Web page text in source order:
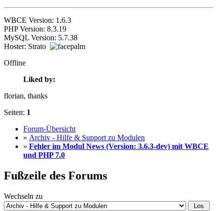
WBCE Version: 1.6.3
PHP Version: 8.3.19
MySQL Version: 5.7.38
Hoster: Strato
Offline
Liked by:
florian, thanks
Seiten: 1
Forum-Übersicht
» Archiv - Hilfe & Support zu Modulen
» Fehler im Modul News (Version: 3.6.3-dev) mit WBCE
und PHP 7.0
Fußzeile des Forums
Wechseln zu